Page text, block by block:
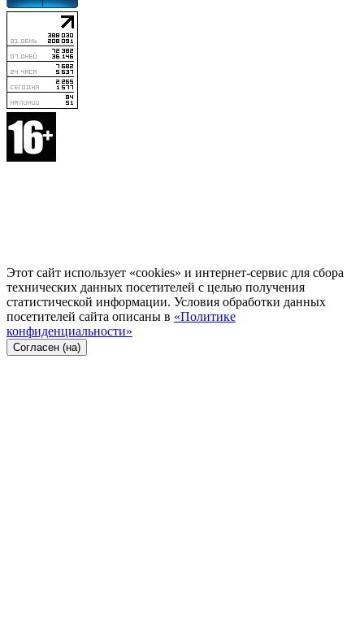
Этот сайт использует «cookies» и интернет-сервис для сбора
технических данных посетителей с целью получения
статистической информации. Условия обработки данных
посетителей сайта описаны в «Политике
конфиденциальности»
Согласен (на)